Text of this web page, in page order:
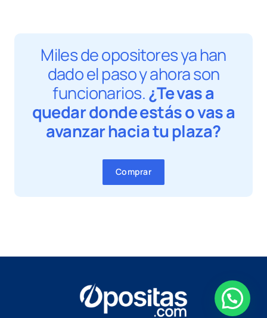
Miles de opositores ya han
dado el paso y ahora son
funcionarios.¿Te vas a
quedar donde estás o vas a
avanzar hacia tu plaza?
Comprar